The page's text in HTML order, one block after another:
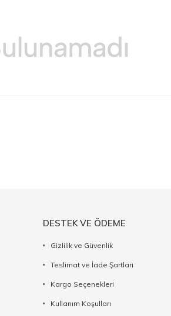
DESTEK VE ÖDEME
Gizlilik ve Güvenlik
Teslimat ve İade Şartları
Kargo Seçenekleri
Kullanım Koşulları